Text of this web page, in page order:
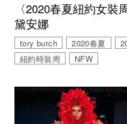
〈2020春夏紐約女裝
黛安娜
tory burch 2020春夏
紐約時裝周
NFW